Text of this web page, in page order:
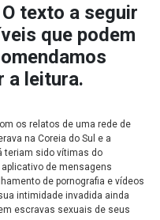
O texto a seguir
que podem
a leitura.
os relatos de uma rede de
na Coreia do Sul e a
teriam sido vítimas do
de mensagens
de pornografia e vídeos
intimidade invadida ainda
escravas sexuais de seus